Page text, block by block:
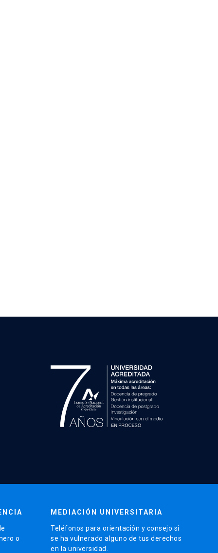
o
MEDIACIÓN UNIVERSITARIA
Teléfonos para orientación y consejo si
se ha vulnerado alguno de tus derechos
en la universidad.